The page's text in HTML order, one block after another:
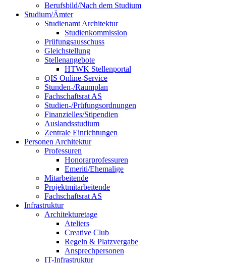
Berufsbild/Nach dem Studium
Studium/Ämter
Studienamt Architektur
Studienkommission
Prüfungsausschuss
Gleichstellung
Stellenangebote
HTWK Stellenportal
QIS Online-Service
Stunden-/Raumplan
Fachschaftsrat AS
Studien-/Prüfungsordnungen
Finanzielles/Stipendien
Auslandsstudium
Zentrale Einrichtungen
Personen Architektur
Professuren
Honorarprofessuren
Emeriti/Ehemalige
Mitarbeitende
Projektmitarbeitende
Fachschaftsrat AS
Infrastruktur
Architekturetage
Ateliers
Creative Club
Regeln & Platzvergabe
Ansprechpersonen
IT-Infrastruktur